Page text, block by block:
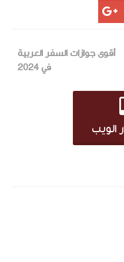
أقوى جوازات السفر العربية
في 2024
الويب